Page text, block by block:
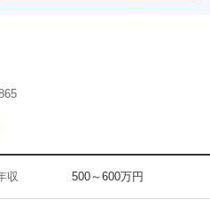
収 500～600万円